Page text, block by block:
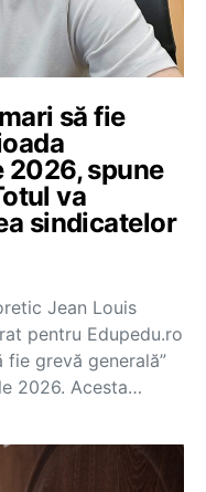
să fie
2026, spune
va
sindicatelor
Jean Louis
pentru Edupedu.ro
fie grevă generală”
2026. Acesta…